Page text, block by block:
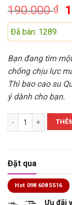
190.000₫
Đã bán: 1289
Bạn đang tìm
chống chịu lực
Thì bao cao su
ý dành cho bạn.
Bao cao su Quinn
Đặt qua
Hot 098 608 5516
Ưu đãi